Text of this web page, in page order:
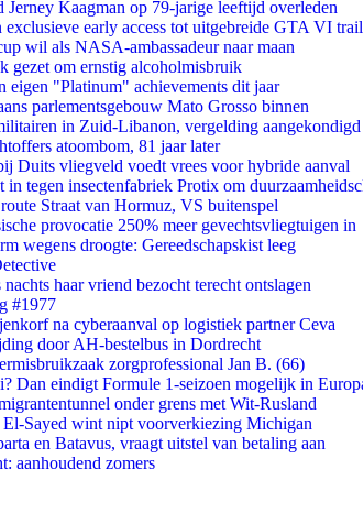
Jerney Kaagman op 79-jarige leeftijd overleden
early access tot uitgebreide GTA VI
wil als NASA-ambassadeur naar maan
gezet om ernstig alcoholmisbruik
"Platinum" achievements dit jaar
parlementsgebouw Mato Grosso binnen
in Zuid-Libanon, vergelding aangekondigd
atoombom, 81 jaar later
Duits vliegveld voedt vrees voor hybride aanval
tegen insectenfabriek Protix om
Straat van Hormuz, VS buitenspel
provocatie 250% meer gevechtsvliegtuigen in
wegens droogte: Gereedschapskist leeg
haar vriend bezocht terecht ontslagen
#1977
na cyberaanval op logistiek partner Ceva
door AH-bestelbus in Dordrecht
zorgprofessional Jan B. (66)
Dan eindigt Formule 1-seizoen mogelijk in
onder grens met Wit-Rusland
El-Sayed wint nipt voorverkiezing Michigan
en Batavus, vraagt uitstel van betaling aan
aanhoudend zomers